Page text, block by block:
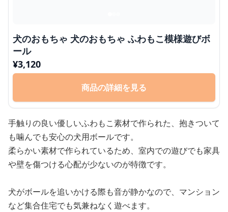
犬のおもちゃ 犬のおもちゃ ふわもこ模様遊びボ
ール
¥3,120
商品の詳細を見る
手触りの良い優しいふわもこ素材で作られた、抱きついて
も噛んでも安心の犬用ボールです。
柔らかい素材で作られているため、室内での遊びでも家具
や壁を傷つける心配が少ないのが特徴です。
犬がボールを追いかける際も音が静かなので、マンション
など集合住宅でも気兼ねなく遊べます。